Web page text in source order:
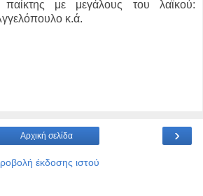
παίκτης με μεγάλους του λαϊκού:
κ.ά.
›
Αρχική σελίδα
έκδοσης ιστού